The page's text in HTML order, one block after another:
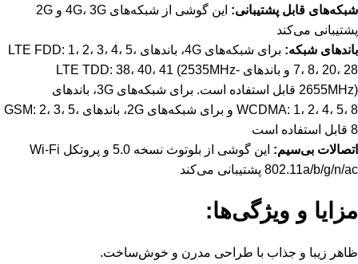
شبکه‌های قابل پشتیبانی:
این گوشی از شبکه‌های 4G، 3G و 2G
پشتیبانی می‌کند
باندهای شبکه:
برای شبکه‌های 4G، باندهای LTE FDD: 1، 2، 3، 4، 5،
7، 8، 20، 28 و باندهای LTE TDD: 38، 40، 41 (2535MHz-
2655MHz) قابل استفاده است. برای شبکه‌های 3G، باندهای
WCDMA: 1، 2، 4، 5، 8 و برای شبکه‌های 2G، باندهای GSM: 2، 3، 5،
8 قابل استفاده است
اتصالات بی‌سیم:
این گوشی از بلوتوث نسخه 5.0 و پروتکل Wi-Fi
802.11a/b/g/n/ac پشتیبانی می‌کند
مزایا و ویژگی‌ها:
ظاهر زیبا و جذاب با طراحی مدرن و خوش‌ساخت.